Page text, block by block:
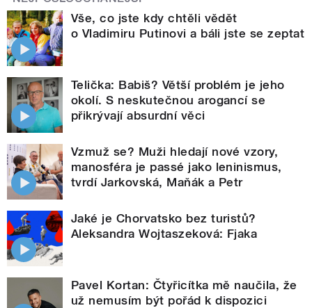
Vše, co jste kdy chtěli vědět
o Vladimiru Putinovi a báli jste se zeptat
Telička: Babiš? Větší problém je jeho
okolí. S neskutečnou arogancí se
přikrývají absurdní věci
Vzmuž se? Muži hledají nové vzory,
manosféra je passé jako leninismus,
tvrdí Jarkovská, Maňák a Petr
Jaké je Chorvatsko bez turistů?
Aleksandra Wojtaszeková: Fjaka
Pavel Kortan: Čtyřicítka mě naučila, že
už nemusím být pořád k dispozici